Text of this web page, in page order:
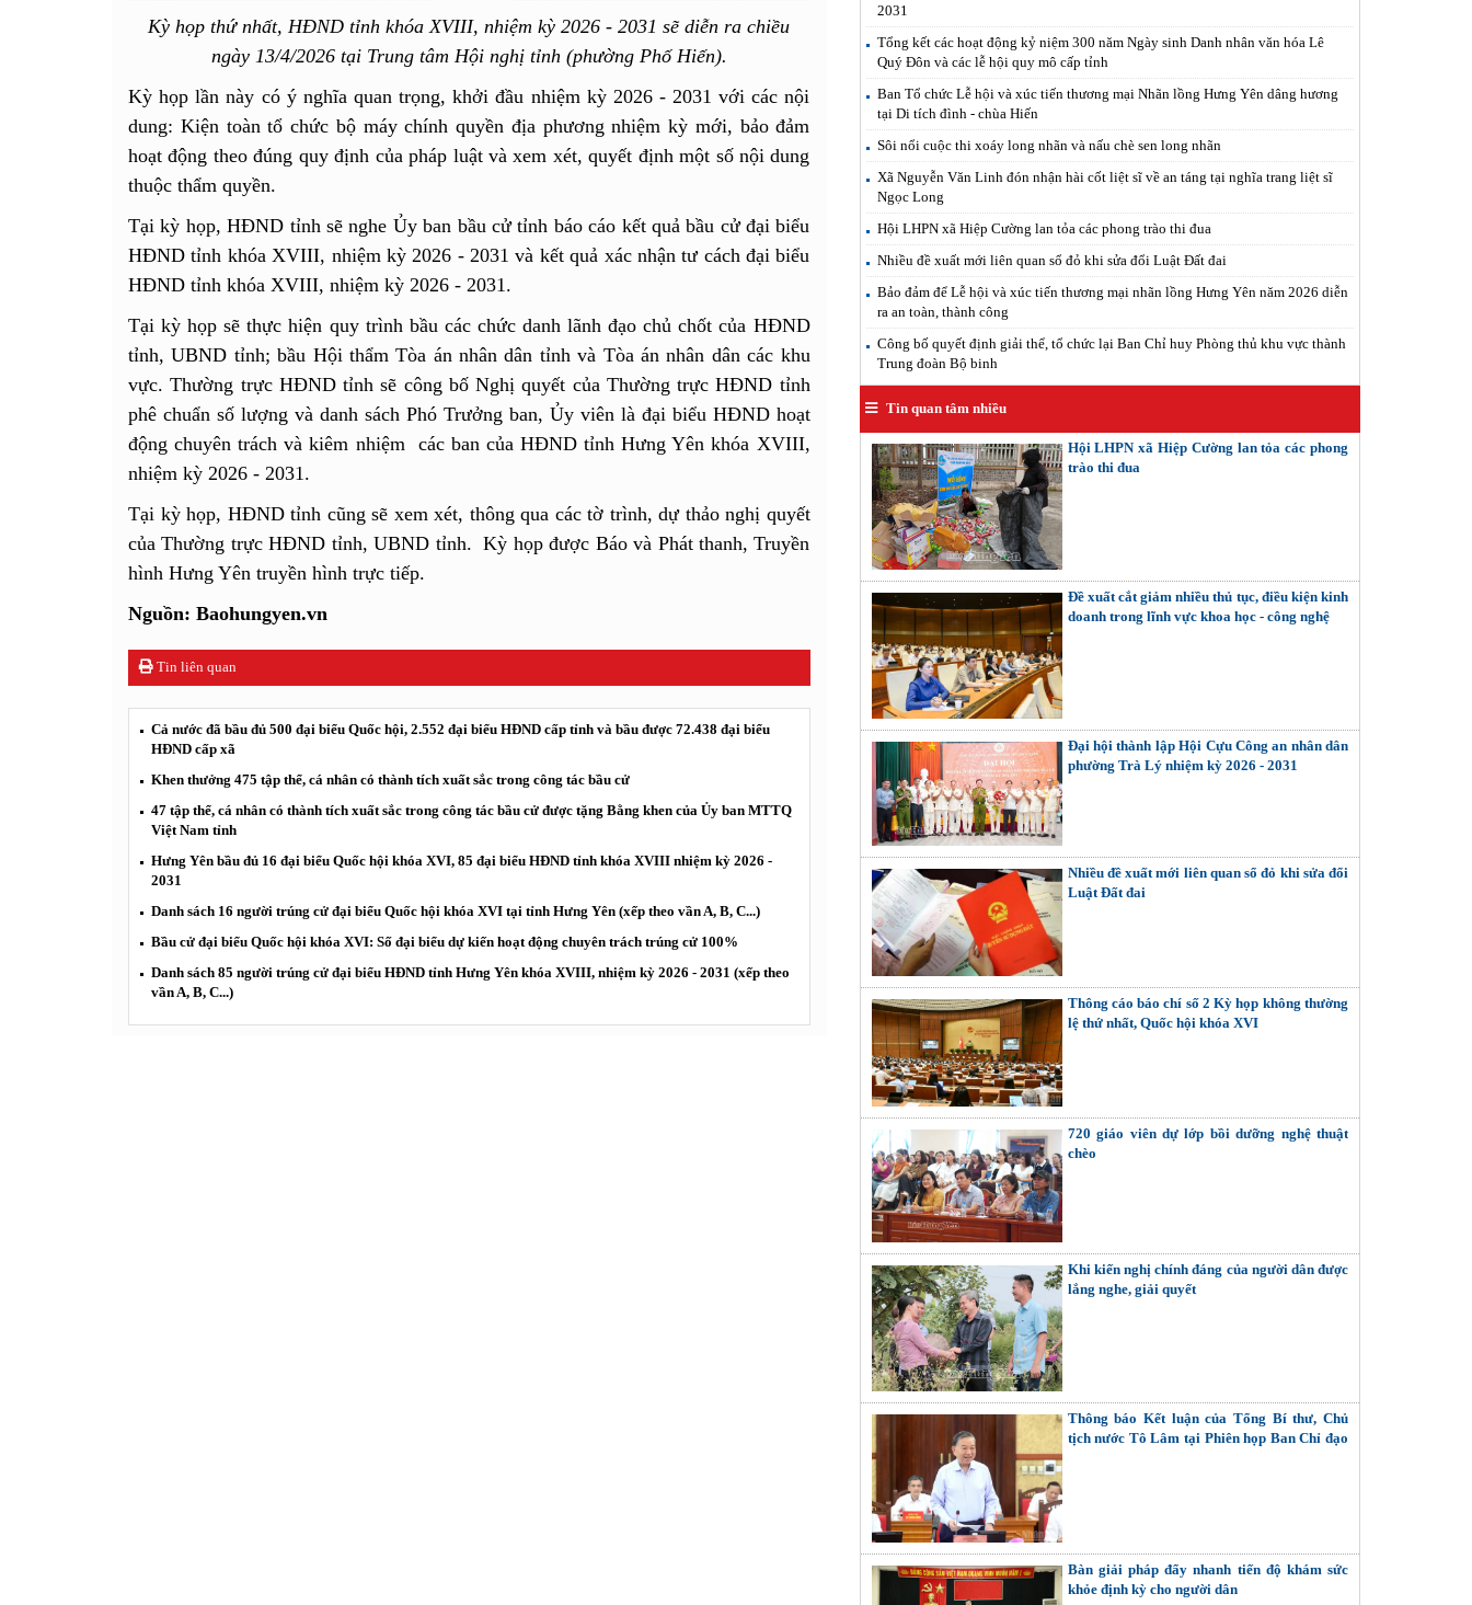
Kỳ họp thứ nhất, HĐND tỉnh khóa XVIII, nhiệm kỳ 2026 - 2031 sẽ diễn ra chiều
ngày 13/4/2026 tại Trung tâm Hội nghị tỉnh (phường Phố Hiến).
Kỳ họp lần này có ý nghĩa quan trọng, khởi đầu nhiệm kỳ 2026 - 2031 với các nội
dung: Kiện toàn tổ chức bộ máy chính quyền địa phương nhiệm kỳ mới, bảo đảm
hoạt động theo đúng quy định của pháp luật và xem xét, quyết định một số nội dung
thuộc thẩm quyền.
Tại kỳ họp, HĐND tỉnh sẽ nghe Ủy ban bầu cử tỉnh báo cáo kết quả bầu cử đại biểu
HĐND tỉnh khóa XVIII, nhiệm kỳ 2026 - 2031 và kết quả xác nhận tư cách đại biểu
HĐND tỉnh khóa XVIII, nhiệm kỳ 2026 - 2031.
Tại kỳ họp sẽ thực hiện quy trình bầu các chức danh lãnh đạo chủ chốt của HĐND
tỉnh, UBND tỉnh; bầu Hội thẩm Tòa án nhân dân tỉnh và Tòa án nhân dân các khu
vực. Thường trực HĐND tỉnh sẽ công bố Nghị quyết của Thường trực HĐND tỉnh
phê chuẩn số lượng và danh sách Phó Trưởng ban, Ủy viên là đại biểu HĐND hoạt
động chuyên trách và kiêm nhiệm các ban của HĐND tỉnh Hưng Yên khóa XVIII,
nhiệm kỳ 2026 - 2031.
Tại kỳ họp, HĐND tỉnh cũng sẽ xem xét, thông qua các tờ trình, dự thảo nghị quyết
của Thường trực HĐND tỉnh, UBND tỉnh. Kỳ họp được Báo và Phát thanh, Truyền
hình Hưng Yên truyền hình trực tiếp.
Nguồn: Baohungyen.vn
Tin liên quan
Cả nước đã bầu đủ 500 đại biểu Quốc hội, 2.552 đại biểu HĐND cấp tỉnh và bầu được 72.438 đại biểu
HĐND cấp xã
Khen thưởng 475 tập thể, cá nhân có thành tích xuất sắc trong công tác bầu cử
47 tập thể, cá nhân có thành tích xuất sắc trong công tác bầu cử được tặng Bằng khen của Ủy ban MTTQ
Việt Nam tỉnh
Hưng Yên bầu đủ 16 đại biểu Quốc hội khóa XVI, 85 đại biểu HĐND tỉnh khóa XVIII nhiệm kỳ 2026 -
2031
Danh sách 16 người trúng cử đại biểu Quốc hội khóa XVI tại tỉnh Hưng Yên (xếp theo vần A, B, C...)
Bầu cử đại biểu Quốc hội khóa XVI: Số đại biểu dự kiến hoạt động chuyên trách trúng cử 100%
Danh sách 85 người trúng cử đại biểu HĐND tỉnh Hưng Yên khóa XVIII, nhiệm kỳ 2026 - 2031 (xếp theo
vần A, B, C...)
2031
Tổng kết các hoạt động kỷ niệm 300 năm Ngày sinh Danh nhân văn hóa Lê
Quý Đôn và các lễ hội quy mô cấp tỉnh
Ban Tổ chức Lễ hội và xúc tiến thương mại Nhãn lồng Hưng Yên dâng hương
tại Di tích đình - chùa Hiến
Sôi nổi cuộc thi xoáy long nhãn và nấu chè sen long nhãn
Xã Nguyễn Văn Linh đón nhận hài cốt liệt sĩ về an táng tại nghĩa trang liệt sĩ
Ngọc Long
Hội LHPN xã Hiệp Cường lan tỏa các phong trào thi đua
Nhiều đề xuất mới liên quan sổ đỏ khi sửa đổi Luật Đất đai
Bảo đảm để Lễ hội và xúc tiến thương mại nhãn lồng Hưng Yên năm 2026 diễn
ra an toàn, thành công
Công bố quyết định giải thể, tổ chức lại Ban Chỉ huy Phòng thủ khu vực thành
Trung đoàn Bộ binh
Tin quan tâm nhiều
Hội LHPN xã Hiệp Cường lan tỏa các phong
trào thi đua
Đề xuất cắt giảm nhiều thủ tục, điều kiện kinh
doanh trong lĩnh vực khoa học - công nghệ
Đại hội thành lập Hội Cựu Công an nhân dân
phường Trà Lý nhiệm kỳ 2026 - 2031
Nhiều đề xuất mới liên quan sổ đỏ khi sửa đổi
Luật Đất đai
Thông cáo báo chí số 2 Kỳ họp không thường
lệ thứ nhất, Quốc hội khóa XVI
720 giáo viên dự lớp bồi dưỡng nghệ thuật
chèo
Khi kiến nghị chính đáng của người dân được
lắng nghe, giải quyết
Thông báo Kết luận của Tổng Bí thư, Chủ
tịch nước Tô Lâm tại Phiên họp Ban Chỉ đạo
Bàn giải pháp đẩy nhanh tiến độ khám sức
khỏe định kỳ cho người dân